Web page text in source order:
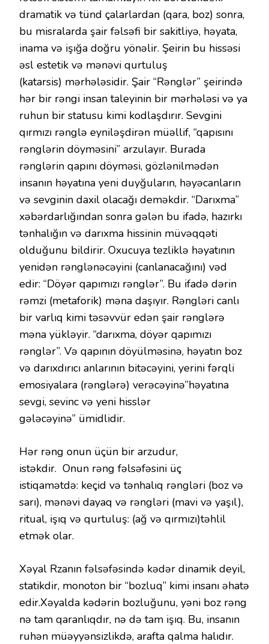
dramatik və tünd çalarlardan (qara, boz) sonra,
bu misralarda şair fəlsəfi bir sakitliyə, həyata,
inama və işığa doğru yönəlir. Şeirin bu hissəsi
əsl estetik və mənəvi qurtuluş
(katarsis) mərhələsidir. Şair “Rənglər” şeirində
hər bir rəngi insan taleyinin bir mərhələsi və ya
ruhun bir statusu kimi kodlaşdırır. Sevgini
qırmızı rənglə eyniləşdirən müəllif, “qapısını
rənglərin döyməsini” arzulayır. Burada
rənglərin qapını döyməsi, gözlənilmədən
insanın həyatına yeni duyğuların, həyəcanların
və sevginin daxil olacağı deməkdir. “Darıxma”
xəbərdarlığından sonra gələn bu ifadə, hazırkı
tənhalığın və darıxma hissinin müvəqqəti
olduğunu bildirir. Oxucuya tezliklə həyatının
yenidən rənglənəcəyini (canlanacağını) vəd
edir: “Döyər qapımızı rənglər”. Bu ifadə dərin
rəmzi (metaforik) məna daşıyır. Rəngləri canlı
bir varlıq kimi təsəvvür edən şair rənglərə
məna yükləyir. “darıxma, döyər qapımızı
rənglər”. Və qapının döyülməsinə, həyatın boz
və darıxdırıcı anlarının bitəcəyini, yerini fərqli
emosiyalara (rənglərə) verəcəyinə”həyatına
sevgi, sevinc və yeni hisslər
gələcəyinə” ümidlidir.
Hər rəng onun üçün bir arzudur,
istəkdir. Onun rəng fəlsəfəsini üç
istiqamətdə: keçid və tənhalıq rəngləri (boz və
sarı), mənəvi dayaq və rəngləri (mavi və yaşıl),
ritual, işıq və qurtuluş: (ağ və qırmızı)təhlil
etmək olar.
Xəyal Rzanın fəlsəfəsində kədər dinamik deyil,
statikdir, monoton bir “bozluq” kimi insanı əhatə
edir.Xəyalda kədərin bozluğunu, yəni boz rəng
nə tam qaranlıqdır, nə də tam işıq. Bu, insanın
ruhən müəyyənsizlikdə, arafta qalma halıdır.